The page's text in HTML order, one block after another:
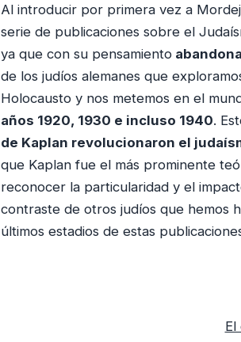
c
t
o
r
d
e
a
u
d
i
o
Al introducir por primera vez a
serie de publicaciones sobre el
ya que con su pensamiento
de los judíos alemanes que
Holocausto y nos metemos en el
años 1920, 1930 e incluso 1940.
de Kaplan revolucionaron el
que Kaplan fue el más prominente
reconocer la particularidad y el
contraste de otros judíos que hemos
últimos estadios de estas
El